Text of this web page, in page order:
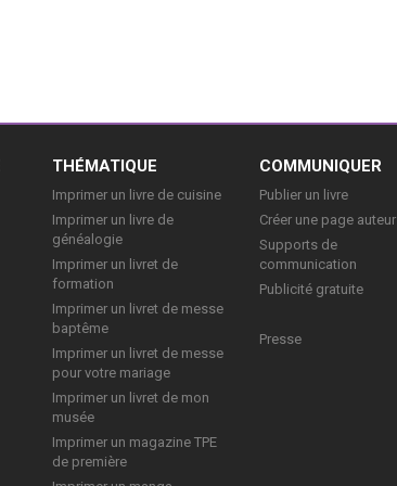
THÉMATIQUE
Imprimer un livre de cuisine
Imprimer un livre de
généalogie
Imprimer un livret de
formation
Imprimer un livret de messe
baptême
Imprimer un livret de messe
pour votre mariage
Imprimer un livret de mon
musée
Imprimer un magazine TPE
de première
COMMUNIQUER
Publier un livre
Créer une page auteur
Supports de
communication
Publicité gratuite
Presse